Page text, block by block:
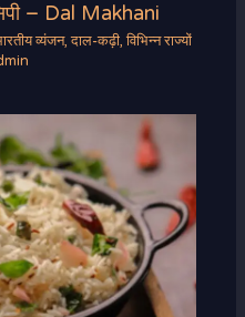
– Dal Makhani
व्यंजन,दाल-कढ़ी,विभिन्न राज्यों